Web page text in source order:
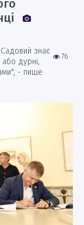
76
знає
або дурні,
- пише